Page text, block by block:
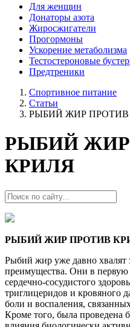
Для женщин
Донаторы азота
Жиросжигатели
Прогормоны
Ускорение метаболизма
Тестостероновые
Предтреники
Спортивное питание
Статьи
РЫБИЙ ЖИР
РЫБИЙ
КРИЛЯ
РЫБИЙ ЖИР ПРОТИВ
Рыбий жир уже давно хвалят
преимущества. Они в
сердечно-сосудистого
триглицеридов и кровяного
боли и воспаления,
Кроме того, была проведена